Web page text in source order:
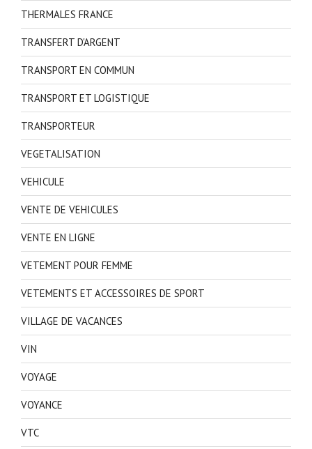
THERMALES FRANCE
TRANSFERT D'ARGENT
TRANSPORT EN COMMUN
TRANSPORT ET LOGISTIQUE
TRANSPORTEUR
VEGETALISATION
VEHICULE
VENTE DE VEHICULES
VENTE EN LIGNE
VETEMENT POUR FEMME
VETEMENTS ET ACCESSOIRES DE SPORT
VILLAGE DE VACANCES
VIN
VOYAGE
VOYANCE
VTC